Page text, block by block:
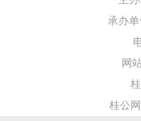
承办
网
桂公